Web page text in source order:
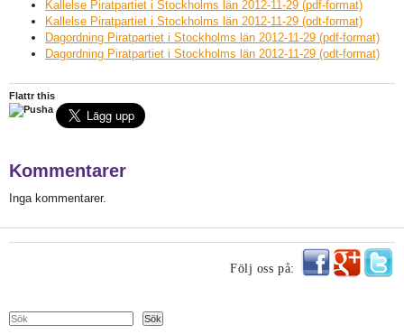
Kallelse Piratpartiet i Stockholms län 2012-11-29 (pdf-format)
Kallelse Piratpartiet i Stockholms län 2012-11-29 (odt-format)
Dagordning Piratpartiet i Stockholms län 2012-11-29 (pdf-format)
Dagordning Piratpartiet i Stockholms län 2012-11-29 (odt-format)
Flattr this
Kommentarer
Inga kommentarer.
Följ oss på:
Search Sök